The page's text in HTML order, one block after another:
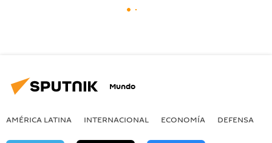
Mundo
AMÉRICA LATINA INTERNACIONAL ECONOMÍA DEFENSA